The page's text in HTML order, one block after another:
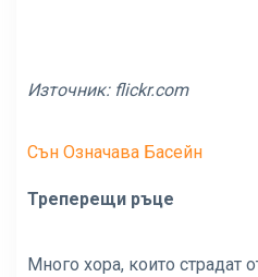
Източник: flickr.com
Сън Означава Басейн
Треперещи ръце
Много хора, които страдат